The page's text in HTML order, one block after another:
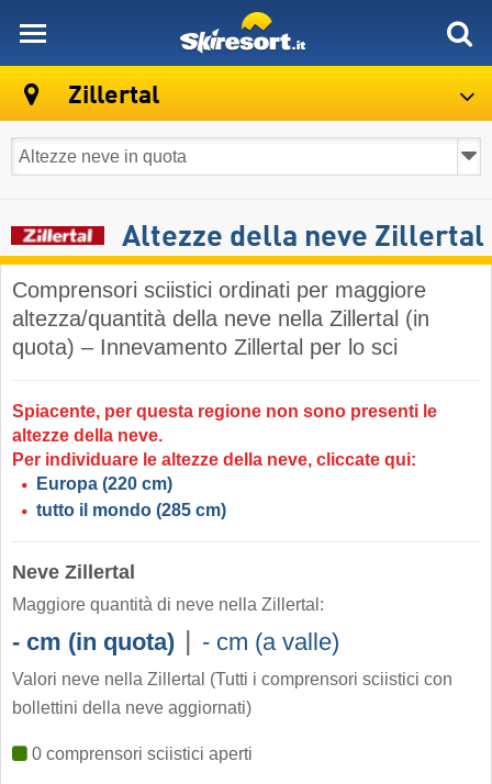
Zillertal
Altezze della neve Zillertal
Comprensori sciistici ordinati per maggiore
altezza/quantità della neve nella Zillertal (in
quota) – Innevamento Zillertal per lo sci
Spiacente, per questa regione non sono presenti le
altezze della neve.
Per individuare le altezze della neve, cliccate qui:
Europa (220 cm)
tutto il mondo (285 cm)
Neve Zillertal
Maggiore quantità di neve nella Zillertal:
- cm (in quota) | - cm (a valle)
Valori neve nella Zillertal (Tutti i comprensori sciistici con
bollettini della neve aggiornati)
0 comprensori sciistici aperti